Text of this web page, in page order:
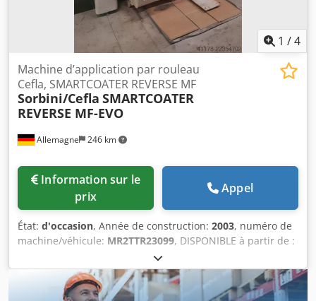
1 /4
Allemagne 246 km
Machine d’application par rouleau
Cefla, SMARTCOATER REVERSE MF
Sorbini/Cefla SMARTCOATER
REVERSE MF-EVO
prix
Appel
État: d'occasion, Année de construction: 2003, numéro de
machine/véhicule: MR2TTR23099, DISPONIBLE à partir de :
Fabricant Cefa/Sorbini - Type SMARTCOATER REVERSE MF -
Deux unités d’application, dont une en mode REVERSE -
Année de fabrication : 2003 - Largeur de travail : 1 300 mm